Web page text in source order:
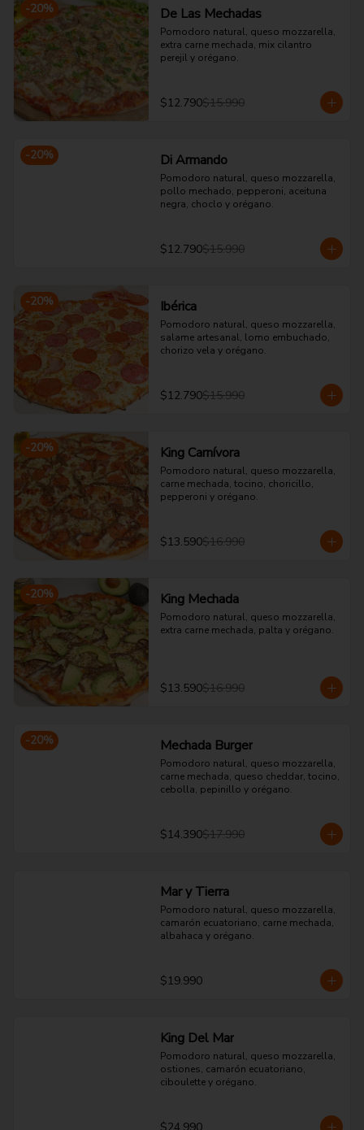
-20% De Las Mechadas
Pomodoro natural, queso mozzarella,
extra carne mechada, mix cilantro
perejil y orégano.
$12.790$15.990
-20% Di Armando
Pomodoro natural, queso mozzarella,
pollo mechado, pepperoni, aceituna
negra, choclo y orégano.
$12.790$15.990
-20% Ibérica
Pomodoro natural, queso mozzarella,
salame artesanal, lomo embuchado,
chorizo vela y orégano.
$12.790$15.990
-20% King Carnívora
Pomodoro natural, queso mozzarella,
carne mechada, tocino, choricillo,
pepperoni y orégano.
$13.590$16.990
-20% King Mechada
Pomodoro natural, queso mozzarella,
extra carne mechada, palta y orégano.
$13.590$16.990
-20% Mechada Burger
Pomodoro natural, queso mozzarella,
carne mechada, queso cheddar, tocino,
cebolla, pepinillo y orégano.
$14.390$17.990
Mar y Tierra
Pomodoro natural, queso mozzarella,
camarón ecuatoriano, carne mechada,
albahaca y orégano.
$19.990
King Del Mar
Pomodoro natural, queso mozzarella,
ostiones, camarón ecuatoriano,
ciboulette y orégano.